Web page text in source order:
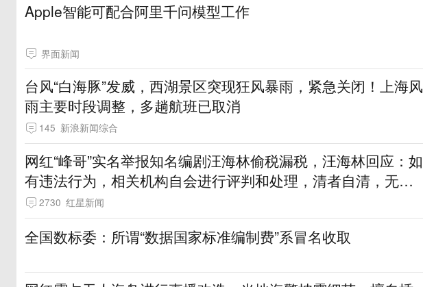
Apple智能可配合阿里千问模型工作
界面新闻
台风“白海豚”发威，西湖景区突现狂风暴雨，紧急关闭！上海风
雨主要时段调整，多趟航班已取消
145 新浪新闻综合
网红“峰哥”实名举报知名编剧汪海林偷税漏税，汪海林回应：如
有违法行为，相关机构自会进行评判和处理，清者自清，无需
一一回应
2730 红星新闻
全国数标委：所谓“数据国家标准编制费”系冒名收取